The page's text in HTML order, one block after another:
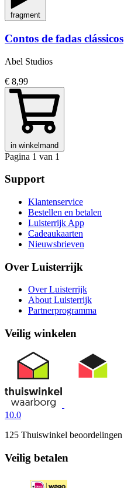
fragment
Contos de fadas clássicos
Abel Studios
€ 8,99
in winkelmand
Pagina 1 van 1
Support
Klantenservice
Bestellen en betalen
Luisterrijk App
Cadeaukaarten
Nieuwsbrieven
Over Luisterrijk
Over Luisterrijk
About Luisterrijk
Partnerprogramma
Veilig winkelen
10.0
125 Thuiswinkel beoordelingen
Veilig betalen